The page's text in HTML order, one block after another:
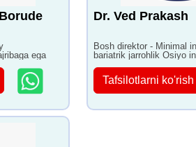
ega
Dr. Ved Prakash
Bosh direktor - Minimal
bariatrik jarrohlik Osiyo
Tafsilotlarni ko'rish